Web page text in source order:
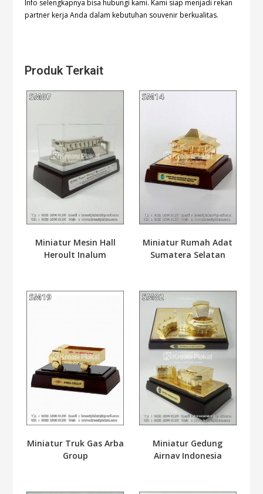
Info selengkapnya bisa hubungi kami. Kami siap menjadi rekan
partner kerja Anda dalam kebutuhan souvenir berkualitas.
Produk Terkait
Miniatur Mesin Hall
Heroult Inalum
Miniatur Rumah Adat
Sumatera Selatan
Miniatur Truk Gas Arba
Group
Miniatur Gedung
Airnav Indonesia